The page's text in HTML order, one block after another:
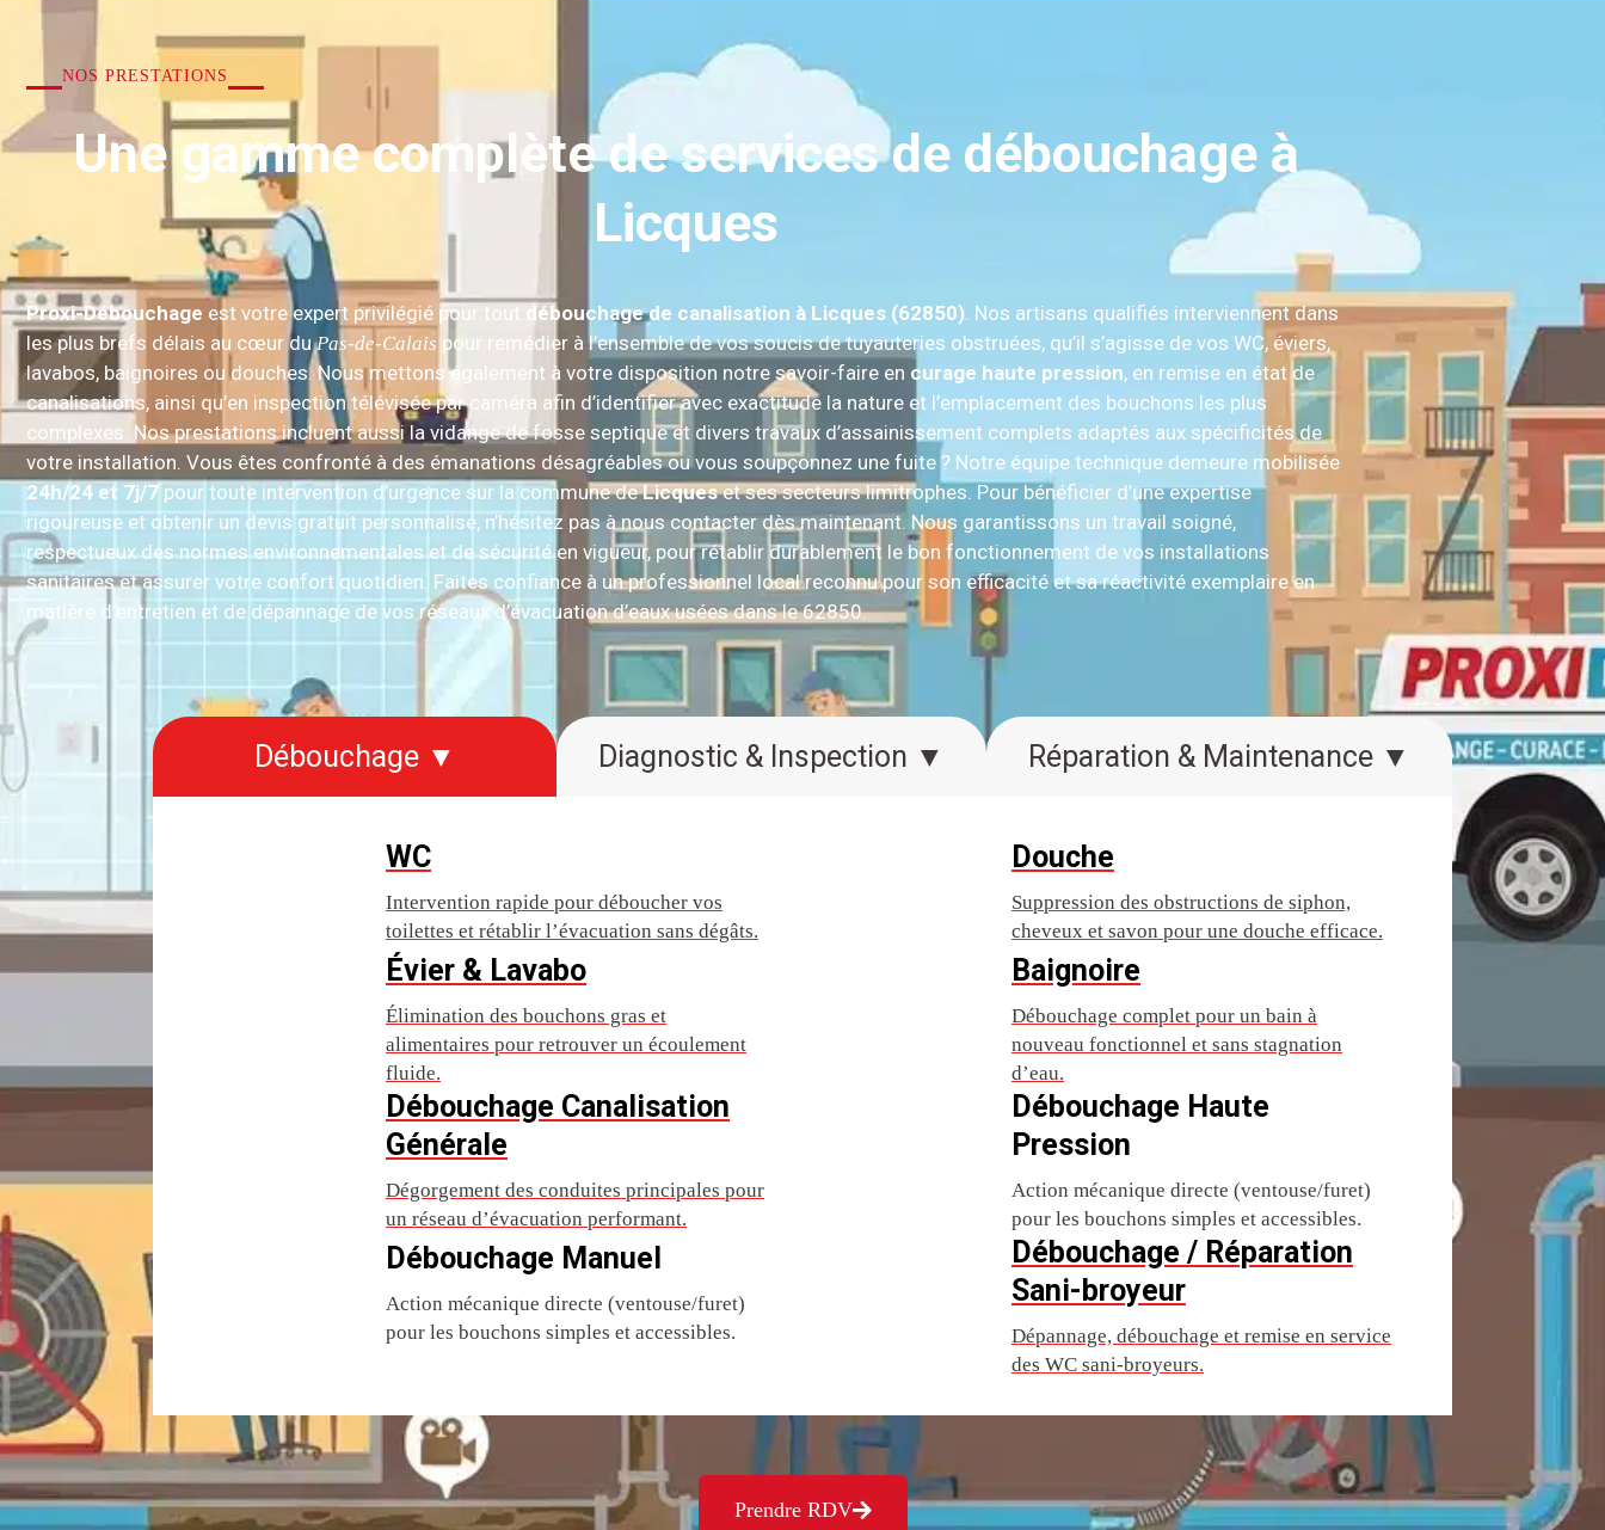
NOS PRESTATIONS
Une gamme complète de services de débouchage à
Licques
Proxi-Débouchage est votre expert privilégié pour tout débouchage de canalisation à Licques (62850). Nos artisans qualifiés interviennent dans
les plus brefs délais au cœur duPas-de-Calais pour remédier à l’ensemble de vos soucis de tuyauteries obstruées, qu’il s’agisse de vos WC, éviers,
lavabos, baignoires ou douches. Nous mettons également à votre disposition notre savoir-faire en curage haute pression, en remise en état de
canalisations, ainsi qu’en inspection télévisée par caméra afin d’identifier avec exactitude la nature et l’emplacement des bouchons les plus
complexes. Nos prestations incluent aussi la vidange de fosse septique et divers travaux d’assainissement complets adaptés aux spécificités de
votre installation. Vous êtes confronté à des émanations désagréables ou vous soupçonnez une fuite ? Notre équipe technique demeure mobilisée
24h/24 et 7j/7 pour toute intervention d’urgence sur la commune deLicqueset ses secteurs limitrophes. Pour bénéficier d’une expertise
rigoureuse et obtenir un devis gratuit personnalisé, n’hésitez pas à nous contacter dès maintenant. Nous garantissons un travail soigné,
respectueux des normes environnementales et de sécurité en vigueur, pour rétablir durablement le bon fonctionnement de vos installations
sanitaires et assurer votre confort quotidien. Faites confiance à un professionnel local reconnu pour son efficacité et sa réactivité exemplaire en
matière d’entretien et de dépannage de vos réseaux d’évacuation d’eaux usées dans le 62850.
Débouchage ▼ Diagnostic & Inspection ▼ Réparation & Maintenance ▼
WC
Intervention rapide pour déboucher vos
toilettes et rétablir l’évacuation sans dégâts.
Évier & Lavabo
Élimination des bouchons gras et
alimentaires pour retrouver un écoulement
fluide.
Débouchage Canalisation
Générale
Dégorgement des conduites principales pour
un réseau d’évacuation performant.
Débouchage Manuel
Action mécanique directe (ventouse/furet)
pour les bouchons simples et accessibles.
Douche
Suppression des obstructions de siphon,
cheveux et savon pour une douche efficace.
Baignoire
Débouchage complet pour un bain à
nouveau fonctionnel et sans stagnation
d’eau.
Débouchage Haute
Pression
Action mécanique directe (ventouse/furet)
pour les bouchons simples et accessibles.
Débouchage / Réparation
Sani-broyeur
Dépannage, débouchage et remise en service
des WC sani-broyeurs.
Prendre RDV